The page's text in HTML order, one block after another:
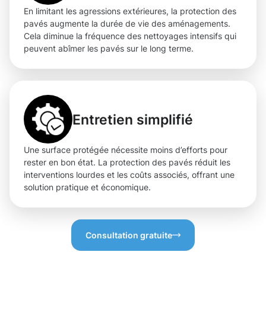
En limitant les agressions extérieures, la protection des
pavés augmente la durée de vie des aménagements.
Cela diminue la fréquence des nettoyages intensifs qui
peuvent abîmer les pavés sur le long terme.
Entretien simplifié
Une surface protégée nécessite moins d’efforts pour
rester en bon état. La protection des pavés réduit les
interventions lourdes et les coûts associés, offrant une
solution pratique et économique.
Consultation gratuite